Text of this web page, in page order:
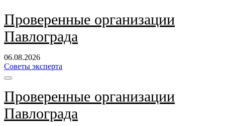
Перейти
к
содержанию
Проверенные организации
Павлограда
06.08.2026
Советы эксперта
Проверенные организации
Павлограда